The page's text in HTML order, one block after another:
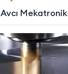
Avcı Mekatronik